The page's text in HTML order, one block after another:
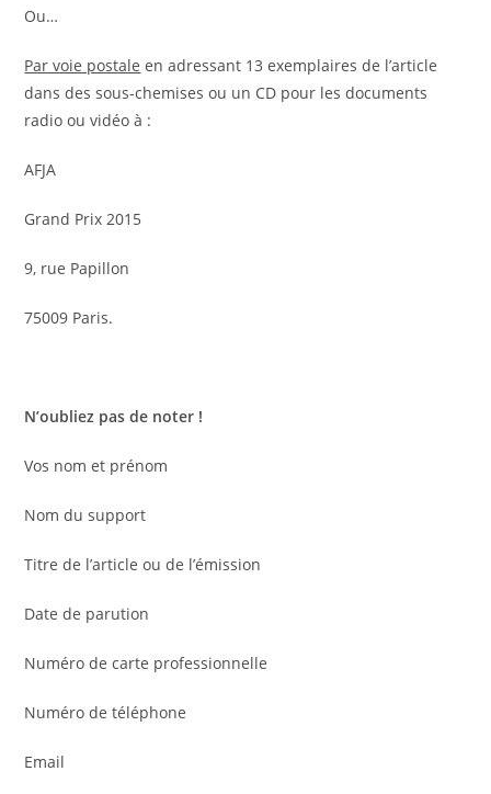
Ou…
Par voie postale en adressant 13 exemplaires de l’article
dans des sous-chemises ou un CD pour les documents
radio ou vidéo à :
AFJA
Grand Prix 2015
9, rue Papillon
75009 Paris.
N’oubliez pas de noter !
Vos nom et prénom
Nom du support
Titre de l’article ou de l’émission
Date de parution
Numéro de carte professionnelle
Numéro de téléphone
Email